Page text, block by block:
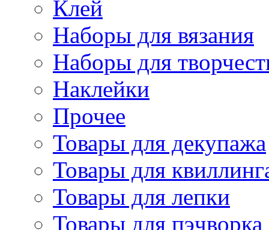
Клей
Наборы для вязания
Наборы для
Наклейки
Прочее
Товары для декупажа
Товары для
Товары для лепки
Товары для пэчворка